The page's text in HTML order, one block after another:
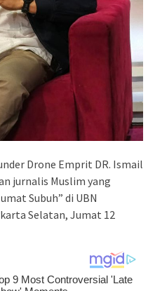
Drone Emprit DR. Ismail
jurnalis Muslim yang
Subuh” di UBN
Selatan, Jumat 12